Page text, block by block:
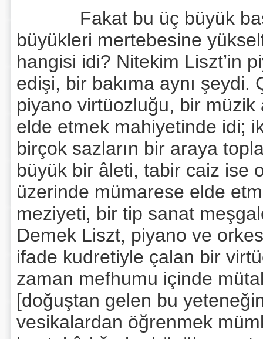
Fakat bu üç büyük
büyükleri mertebesine
hangisi idi? Nitekim Liszt’in
edişi, bir bakıma aynı
piyano virtüozluğu, bir
elde etmek mahiyetinde idi;
birçok sazların bir araya
büyük bir âleti, tabir caiz ise
üzerinde mümarese elde
meziyeti, bir tip sanat
Demek Liszt, piyano ve
ifade kudretiyle çalan bir
zaman mefhumu içinde
[doğuştan gelen bu
vesikalardan öğrenmek